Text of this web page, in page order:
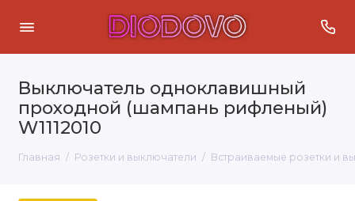
Выключатель одноклавишный
проходной (шампань рифленый)
W1112010
Главная Розетки и выключатели Встраиваемые розетки и